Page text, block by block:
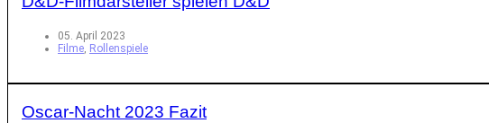
05. April 2023
Filme, Rollenspiele
Oscar-Nacht 2023 Fazit